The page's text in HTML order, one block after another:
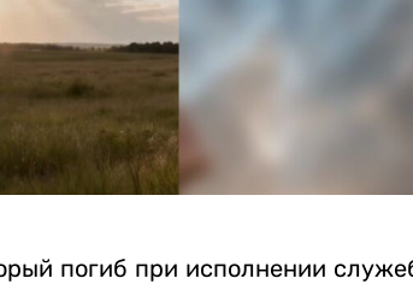
погиб при исполнении